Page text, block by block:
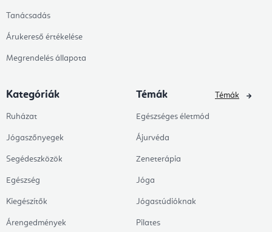
Tanácsadás
Árukereső értékelése
Megrendelés állapota
Kategóriák
Ruházat
Jógaszőnyegek
Segédeszközök
Egészség
Kiegészítők
Árengedmények
Témák
Egészséges életmód
Ájurvéda
Zeneterápia
Jóga
Jógastúdióknak
Pilates
Témák